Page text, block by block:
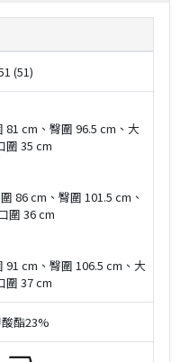
(51)
81 cm、臀圍 96.5 cm、大
圍 35 cm
86 cm、臀圍 101.5 cm、
圍 36 cm
91 cm、臀圍 106.5 cm、大
圍 37 cm
酯23%